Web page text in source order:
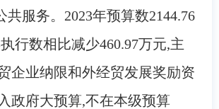
共服务。 2023年预算数2144.76
行数相比减少460.97万元,主
企业纳限和外经贸发展奖励资
政府大预算,不在本级预算